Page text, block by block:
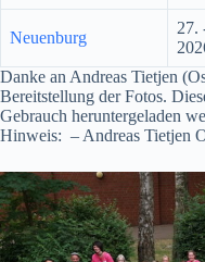
Neuenburg
27.
Danke an Andreas Tietjen
Bereitstellung der Fotos.
Gebrauch heruntergeladen
Hinweis: – Andreas Tietjen